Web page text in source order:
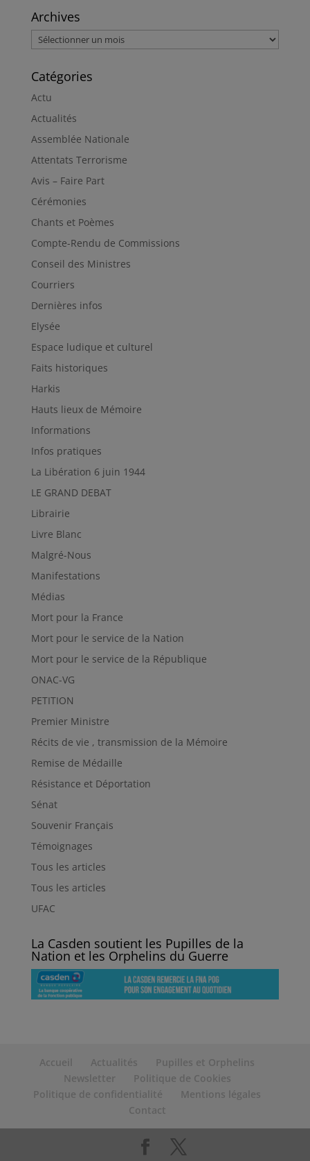
Archives
Archives
Catégories
Actu
Actualités
Assemblée Nationale
Attentats Terrorisme
Avis – Faire Part
Cérémonies
Chants et Poèmes
Compte-Rendu de Commissions
Conseil des Ministres
Courriers
Dernières infos
Elysée
Espace ludique et culturel
Faits historiques
Harkis
Hauts lieux de Mémoire
Informations
Infos pratiques
La Libération 6 juin 1944
LE GRAND DEBAT
Librairie
Livre Blanc
Malgré-Nous
Manifestations
Médias
Mort pour la France
Mort pour le service de la Nation
Mort pour le service de la République
ONAC-VG
PETITION
Premier Ministre
Récits de vie , transmission de la Mémoire
Remise de Médaille
Résistance et Déportation
Sénat
Souvenir Français
Témoignages
Tous les articles
Tous les articles
UFAC
La Casden soutient les Pupilles de la
Nation et les Orphelins du Guerre
Accueil Actualités
Pupilles et Orphelins
Newsletter
Politique de Cookies
Politique de confidentialité
Mentions légales
Contact